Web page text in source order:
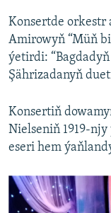
Konsertde
Amirowyň “Müň
ýetirdi:
Şährizadanyň
Konsertiň
Nielseniň 1919-
eseri hem